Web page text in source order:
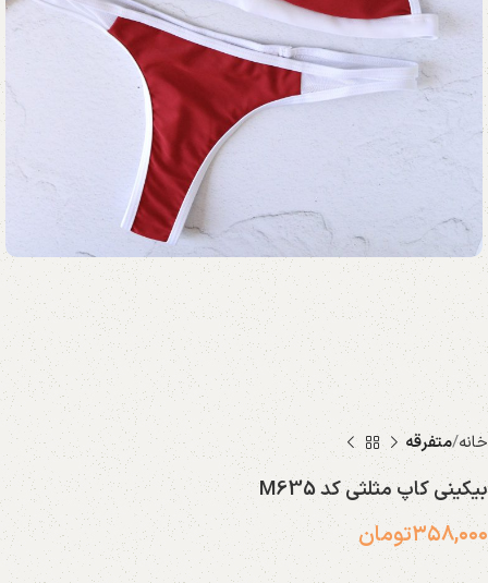
خانه متفرقه
بیکینی کاپ مثلثی کد M635
۳۵۸,۰۰۰تومان